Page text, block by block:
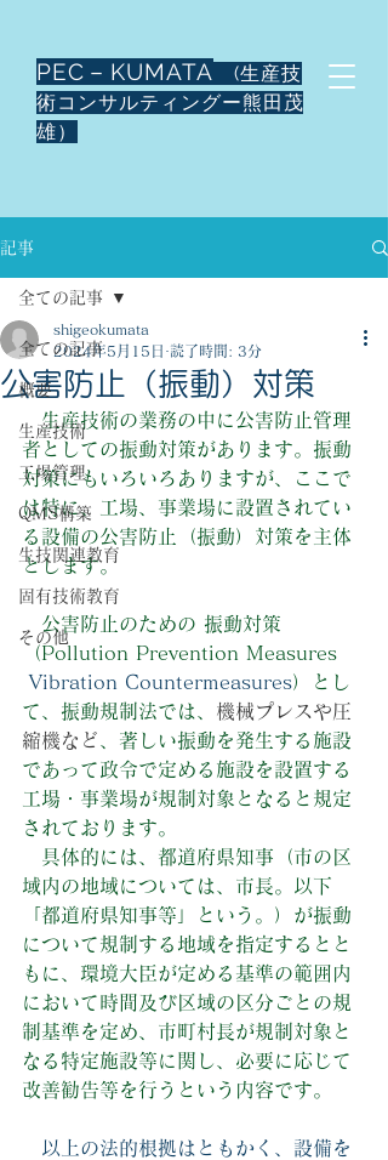
PEC－KUMATA
(生産技
術コンサルティングー熊田茂
雄）
記事
全ての記事
概要
生産技術
工場管理
QMS構築
生技関連教育
固有技術教育
その他
全ての記事
公害防止（振動）対策
shigeokumata
2024年5月15日
読了時間: 3分
生産技術の業務の中に公害防止管理
者としての振動対策があります。振動
対策にもいろいろありますが、ここで
は特に、工場、事業場に設置されてい
る設備の公害防止（振動）対策を主体
とします。
公害防止のための 振動対策
（Pollution Prevention Measures
Vibration Countermeasures）とし
て、振動規制法では、 機械プレスや圧
縮機など
、著しい振動を発生する施設
であって政令で定める施設を設置する
工場・事業場が規制対象となると規定
されております。
具体的には、都道府県知事（市の区
域内の地域については、市長。以下
「都道府県知事等」という。）が振動
について規制する地域を指定するとと
もに、環境大臣が定める基準の範囲内
において時間及び区域の区分ごとの規
制基準を定め、市町村長が規制対象と
なる特定施設等に関し、必要に応じて
改善勧告等を行うという内容です。
以上の法的根拠はともかく、設備を